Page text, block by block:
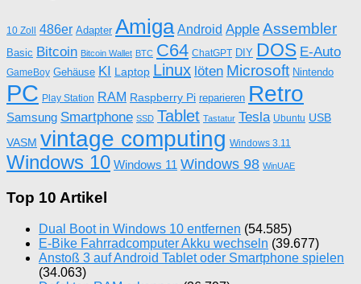
10 Zoll 486er Adapter Amiga Android Apple Assembler
Basic Bitcoin Bitcoin Wallet BTC C64 ChatGPT DIY DOS E-Auto
GameBoy Gehäuse KI Laptop Linux löten Microsoft Nintendo
PC Play Station RAM Raspberry Pi reparieren Retro
Samsung Smartphone SSD Tablet Tastatur Tesla Ubuntu USB
VASM vintage computing Windows 3.11
Windows 10 Windows 11 Windows 98 WinUAE
Top 10 Artikel
Dual Boot in Windows 10 entfernen (54.585)
E-Bike Fahrradcomputer Akku wechseln (39.677)
Anstoß 3 auf Android Tablet oder Smartphone spielen
(34.063)